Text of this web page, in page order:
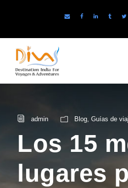
admin Blog, Guías de
Los 15
lugares